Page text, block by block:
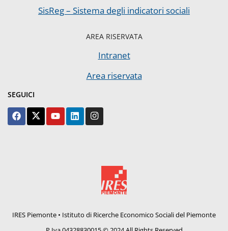
SisReg – Sistema degli indicatori sociali
AREA RISERVATA
Intranet
Area riservata
SEGUICI
IRES Piemonte • Istituto di Ricerche Economico Sociali del Piemonte